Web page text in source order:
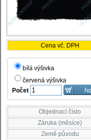
Cena vč. DPH
bílá výšivka
červená výšivka
Počet
Objednací číslo
Záruka (měsíce)
Země původu